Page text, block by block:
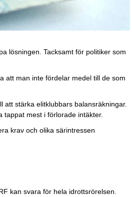
lösningen. Tacksamt för politiker som
att man inte fördelar medel till de som
att stärka elitklubbars balansräkningar.
tappat mest i förlorade intäkter.
krav och olika särintressen
kan svara för hela idrottsrörelsen.